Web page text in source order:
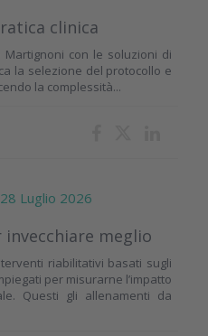
clinica
Martignoni con le soluzioni di
la selezione del protocollo e
la complessità...
Luglio 2026
meglio
riabilitativi basati sugli
per misurarne l’impatto
Questi gli allenamenti da